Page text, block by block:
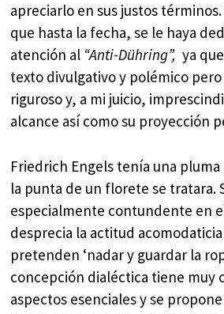
apreciarlo en sus justos
que hasta la fecha, se le haya
atención al “Anti-Dühring”, ya
texto divulgativo y polémico
riguroso y, a mi juicio,
alcance así como su proyección
Friedrich Engels tenía una
la punta de un florete se tratara.
especialmente contundente en
desprecia la actitud
pretenden ‘nadar y guardar la
concepción dialéctica tiene muy
aspectos esenciales y se